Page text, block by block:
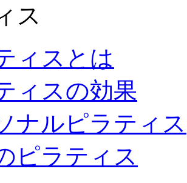
ス
ィスとは
ィスの効果
ナルピラティス
ピラティス